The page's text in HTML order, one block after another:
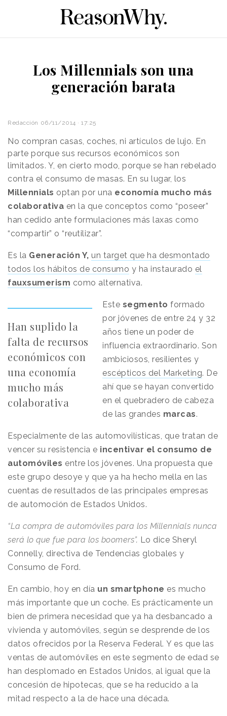
Los Millennials son una
generación barata
Redacción 06/11/2014 · 17:25
No compran casas, coches, ni artículos de lujo. En
parte porque sus recursos económicos son
limitados. Y, en cierto modo, porque se han rebelado
contra el consumo de masas. En su lugar, los
Millennials optan por una economía mucho más
colaborativa en la que conceptos como “poseer”
han cedido ante formulaciones más laxas como
“compartir” o “reutilizar”.
Es la Generación Y, un target que ha desmontado
todos los hábitos de consumo y ha instaurado el
fauxsumerism como alternativa.
Han suplido la
falta de recursos
económicos con
una economía
mucho más
colaborativa
Este segmento formado
por jóvenes de entre 24 y 32
años tiene un poder de
influencia extraordinario. Son
ambiciosos, resilientes y
escépticos del Marketing. De
ahí que se hayan convertido
en el quebradero de cabeza
de las grandes marcas.
Especialmente de las automovilísticas, que tratan de
vencer su resistencia e incentivar el consumo de
automóviles entre los jóvenes. Una propuesta que
este grupo desoye y que ya ha hecho mella en las
cuentas de resultados de las principales empresas
de automoción de Estados Unidos.
“La compra de automóviles para los Millennials nunca
será lo que fue para los boomers”. Lo dice Sheryl
Connelly, directiva de Tendencias globales y
Consumo de Ford.
En cambio, hoy en día un smartphone es mucho
más importante que un coche. Es prácticamente un
bien de primera necesidad que ya ha desbancado a
vivienda y automóviles, según se desprende de los
datos ofrecidos por la Reserva Federal. Y es que las
ventas de automóviles en este segmento de edad se
han desplomado en Estados Unidos, al igual que la
concesión de hipotecas, que se ha reducido a la
mitad respecto a la de hace una década.